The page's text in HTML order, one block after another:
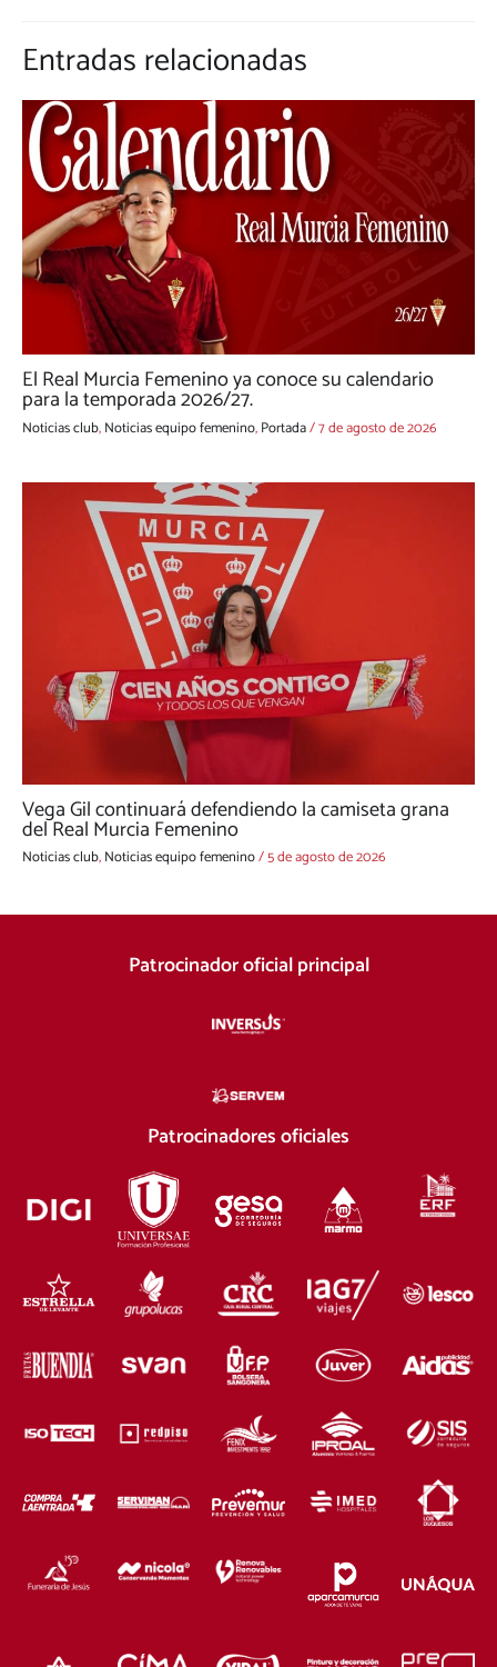
Entradas relacionadas
El Real Murcia Femenino ya conoce su calendario
para la temporada 2026/27.
Noticias club,Noticias equipo femenino,Portada/7 de agosto de 2026
Vega Gil continuará defendiendo la camiseta grana
del Real Murcia Femenino
Noticias club,Noticias equipo femenino/5 de agosto de 2026
Patrocinador oficial principal
Patrocinadores oficiales